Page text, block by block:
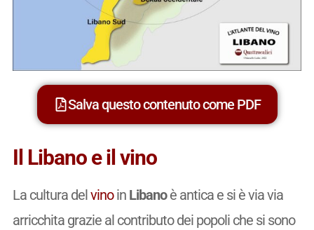
Salva questo contenuto come PDF
Il Libano e il vino
La cultura delvinoin Libanoè antica e si è via via
arricchita grazie al contributo dei popoli che si sono